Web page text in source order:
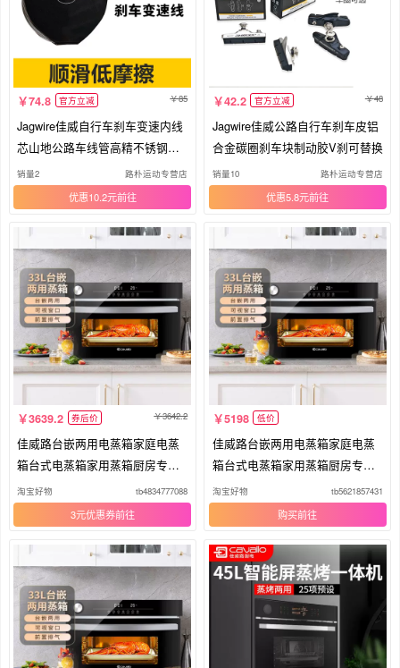
74.8 官方立减 85
Jagwire佳威自行车刹车变速内线
芯山地公路车线管高精不锈钢研
磨
销量2 路朴运动专营店
优惠10.2元
42.2 官方立减 48
Jagwire佳威公路自行车刹车皮铝
合金碳圈刹车块制动胶V刹可替换
销量10 路朴运动专营店
优惠5.8元
3639.2 券后价 3642.2
佳威路台嵌两用电蒸箱家庭电蒸
箱台式电蒸箱家用蒸箱厨房专用
台式
淘宝好物 tb4834777088
3元优惠券
5198 低价
佳威路台嵌两用电蒸箱家庭电蒸
箱台式电蒸箱家用蒸箱厨房专用
台式
淘宝好物 tb5621857431
购买